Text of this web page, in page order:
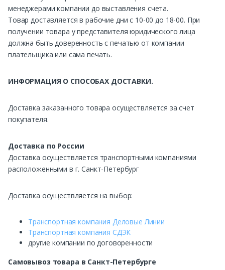
менеджерами компании до выставления счета.
Товар доставляется в рабочие дни с 10-00 до 18-00. При
получении товара у представителя юридического лица
должна быть доверенность с печатью от компании
плательщика или сама печать.
ИНФОРМАЦИЯ О СПОСОБАХ ДОСТАВКИ.
Доставка заказанного товара осуществляется за счет
покупателя.
Доставка по России
Доставка осуществляется транспортными компаниями
расположенными в г. Санкт-Петербург
Доставка осуществляется на выбор:
Транспортная компания Деловые Линии
Транспортная компания СДЭК
другие компании по договоренности
Самовывоз товара в Санкт-Петербурге